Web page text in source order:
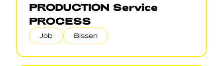
PRODUCTION Service
PROCESS
Job Bissen